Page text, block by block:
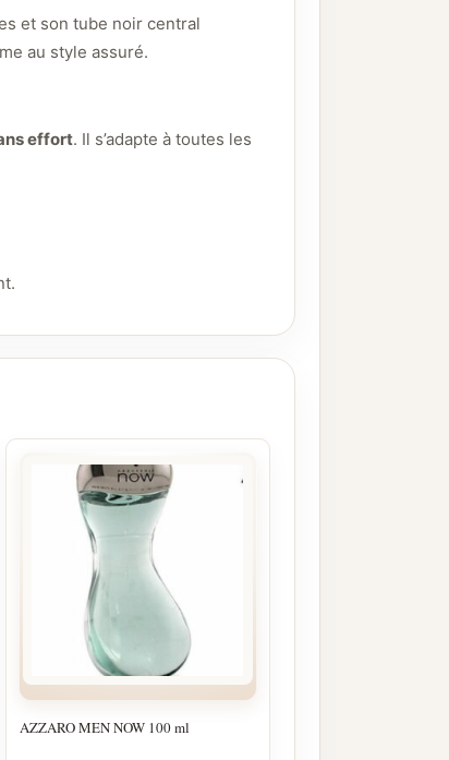
et son tube noir central
au style assuré.
effort. Il s’adapte à toutes les
AZZARO MEN NOW 100 ml